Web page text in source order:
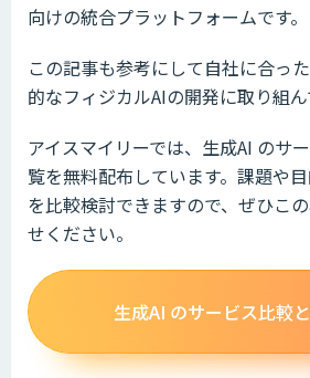
向けの統合プラットフォームです。
この記事も参考にして自社に合っ
的なフィジカルAIの開発に取り組ん
アイスマイリーでは、生成AI のサ
覧を無料配布しています。課題や
を比較検討できますので、ぜひこ
せください。
生成AI のサービス比較